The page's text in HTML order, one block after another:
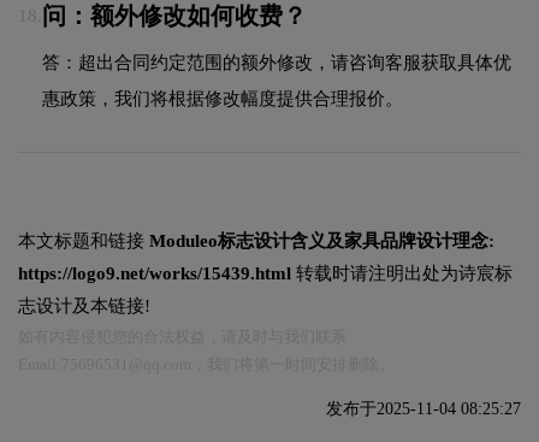
18. 问：额外修改如何收费？
答：超出合同约定范围的额外修改，请咨询客服获取具体优
惠政策，我们将根据修改幅度提供合理报价。
本文标题和链接 Moduleo标志设计含义及家具品牌设计理念:
https://logo9.net/works/15439.html 转载时请注明出处为诗宸标
志设计及本链接!
发布于2025-11-04 08:25:27